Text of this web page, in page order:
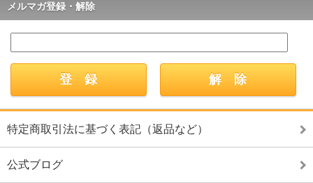
メルマガ登録・解除
特定商取引法に基づく表記（返品など）
公式ブログ